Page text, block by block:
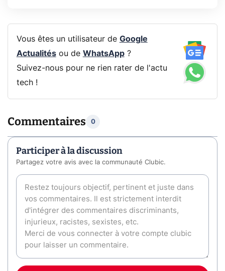
Vous êtes un utilisateur de Google
Actualitésou de WhatsApp?
Suivez-nous pour ne rien rater de l'actu
tech !
Commentaires 0
Participer à la discussion
Partagez votre avis avec la communauté Clubic.